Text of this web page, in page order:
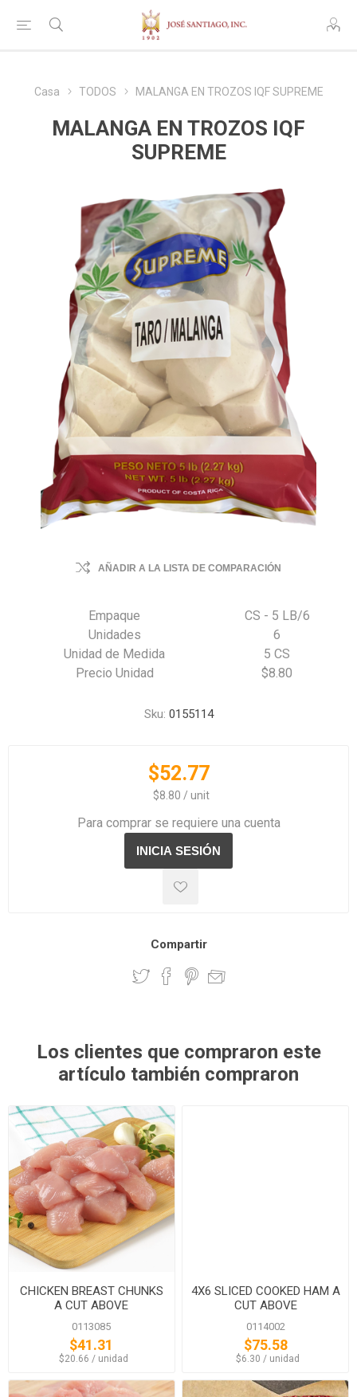
Casa TODOS MALANGA EN TROZOS IQF SUPREME
MALANGA EN TROZOS IQF
SUPREME
AÑADIR A LA LISTA DE COMPARACIÓN
Empaque
CS - 5 LB/6
Unidades
6
Unidad de Medida
5 CS
Precio Unidad
$8.80
Sku: 0155114
$52.77
‏‏‎ ‎‏‏‎ ‎$8.80 / unit
Para comprar se requiere una cuenta
Compartir
Los clientes que compraron este
artículo también compraron
CHICKEN BREAST CHUNKS
A CUT ABOVE
0113085
$41.31
‏‏‎ ‎‏‏‎ ‎$20.66 / unidad
4X6 SLICED COOKED HAM A
CUT ABOVE
0114002
$75.58
‏‏‎ ‎‏‏‎ ‎$6.30 / unidad